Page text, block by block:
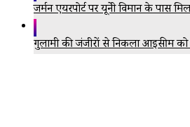
जर्मन एयरपोर्ट पर यूक्रेनी विमान के पास
गुलामी की जंजीरों से निकला आइसक्रीम